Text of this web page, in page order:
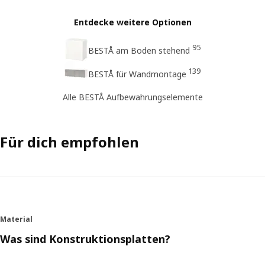
Entdecke weitere Optionen
BESTÅ am Boden stehend 95
BESTÅ für Wandmontage 139
Alle BESTÅ Aufbewahrungselemente
Für dich empfohlen
Material
Was sind Konstruktionsplatten?